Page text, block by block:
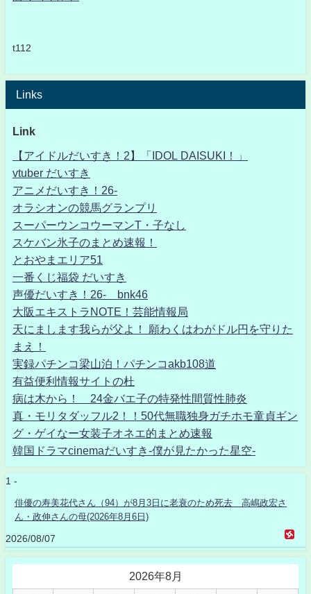
t112
Links
Link
【アイドルだいすき！2】「IDOL DAISUKI！」
vtuber だいすき
アニメだいすき！26-
オラシオンの競馬グランプリ
スーパーウンコウーマンT・子なし
スケバン氷子のまとめ速報！
とおやまエリア51
一番くじ福袋 だいすき
声優だいすき！26- bnk46
大阪エキストラNOTE！芸能情報局
天にまします我らが父よ！ 願わくはわがドル円を守りた
まえ！
実録パチンコ梁山泊！パチンコakb108道
有益便利情報サイトの杜
病は木から！ 24金バエ子の特発性間質性肺炎
真・モリタダッフル2！！50代無職独身ガチホモ童貞ギン
グ・ゲイなー女装子オネエ的まとめ速報
韓国ドラマcinemaだいすき-僕が見たかった星空-
1 -
俳優の寿美花代さん（94）が8月3日に老衰のため死去 高嶋政宏さ
ん・政伸さんの母(2026年8月6日)
2026/08/07
2026年8月